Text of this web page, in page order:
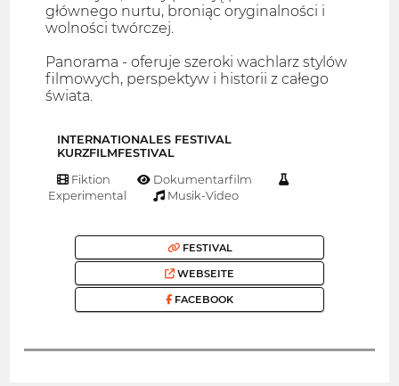
głównego nurtu, broniąc oryginalności i
wolności twórczej.
Panorama - oferuje szeroki wachlarz stylów
filmowych, perspektyw i historii z całego
świata.
INTERNATIONALES FESTIVAL
KURZFILMFESTIVAL
Fiktion
Dokumentarfilm
Experimental
Musik-Video
FESTIVAL
WEBSEITE
FACEBOOK